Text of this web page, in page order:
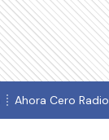
Ahora Cero Radio